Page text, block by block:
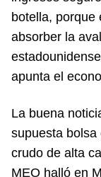
botella, porque
absorber la
apunta el
La buena
supuesta
crudo de alta
MEO halló en